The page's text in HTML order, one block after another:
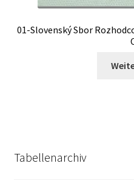
01-Slovenský Sbor
Tabellenarchiv